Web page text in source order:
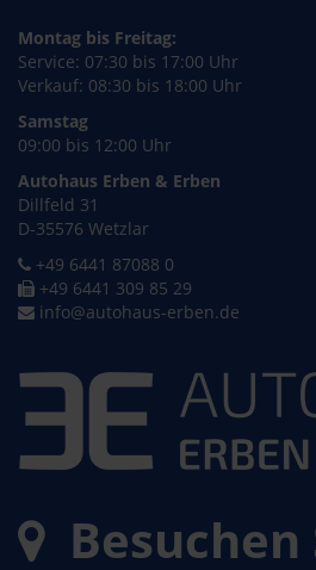
Montag bis Freitag:
Service: 07:30 bis 17:00 Uhr
Verkauf: 08:30 bis 18:00 Uhr
Samstag
09:00 bis 12:00 Uhr
Autohaus Erben & Erben
Dillfeld 31
D-35576 Wetzlar
+49 6441 87088 0
+49 6441 309 85 29
info@autohaus-erben.de
Besuchen